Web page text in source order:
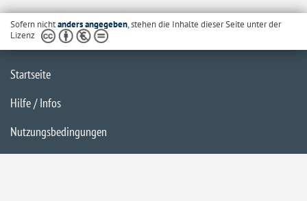
Sofern nichtanders angegeben, stehen die Inhalte dieser Seite unter der
Lizenz
Startseite
Hilfe / Infos
Nutzungsbedingungen